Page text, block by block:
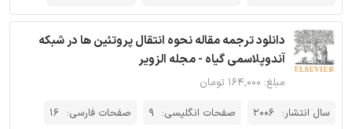
دانلود ترجمه مقاله نحوه انتقال پروتئین ها در شبکه
آندوپلاسمی گیاه - مجله الزویر
مبلغ: ۱۶۴,۰۰۰ تومان
سال انتشار: 2006 صفحات انگلیسی: 9 صفحات فارسی: 16